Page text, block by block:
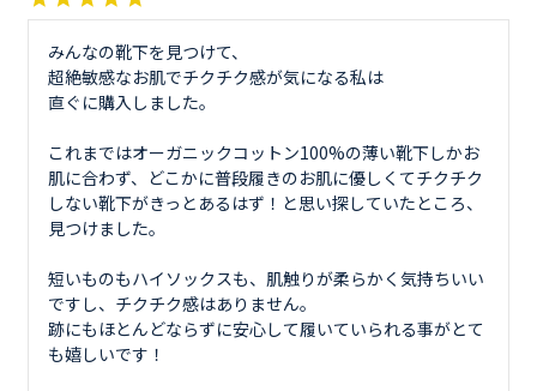
みんなの靴下を見つけて、
超絶敏感なお肌でチクチク感が気になる私は
直ぐに購入しました。
これまではオーガニックコットン100%の薄い靴下しかお
肌に合わず、どこかに普段履きのお肌に優しくてチクチク
しない靴下がきっとあるはず！と思い探していたところ、
見つけました。
短いものもハイソックスも、肌触りが柔らかく気持ちいい
ですし、チクチク感はありません。
跡にもほとんどならずに安心して履いていられる事がとて
も嬉しいです！